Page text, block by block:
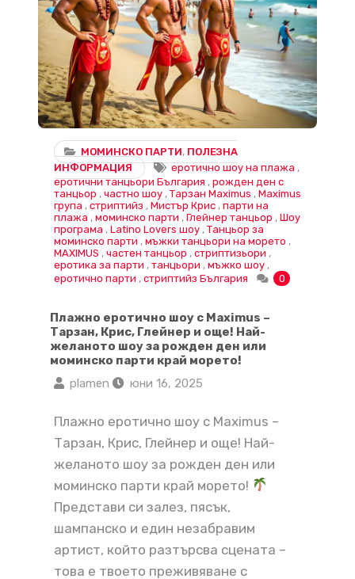
МОМИНСКО ПАРТИ, ПОЛЕЗНА
ИНФОРМАЦИЯ
еротично шоу на плажа ,
еротични танцьори България , рожден ден с
танцьор , частно шоу , Тарзан Maximus , Maximus
група , стриптийз , Мистър Крис , парти на
плажа , моминско парти , Глейнер танцьор , Шоу
програма , Latino Lovers шоу , Танцьор за
моминско парти , мъжки танцьори на морето ,
MAXIMUS , частен танцьор , стриптизьори ,
еротика за парти , танцьори , мъжко шоу ,
еротично парти , стриптийз България 0
Плажно еротично шоу с Maximus –
Тарзан, Крис, Глейнер и още! Най-
желаното шоу за рожден ден или
моминско парти край морето!
plamen
юни 16, 2025
Плажно еротично шоу с Maximus –
Тарзан, Крис, Глейнер и още! Най-
желаното шоу за рожден ден или
моминско парти край морето!
Представи си залез, пясък,
шампанско и един незабравим
артист, който разтърсва сцената –
това е твоето преживяване с